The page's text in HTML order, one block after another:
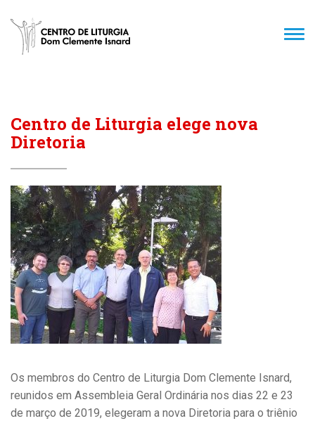
Centro de Liturgia elege nova
Diretoria
Os membros do Centro de Liturgia Dom Clemente Isnard,
reunidos em Assembleia Geral Ordinária nos dias 22 e 23
de março de 2019, elegeram a nova Diretoria para o triênio